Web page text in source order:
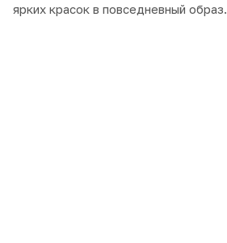
ярких красок в повседневный образ.